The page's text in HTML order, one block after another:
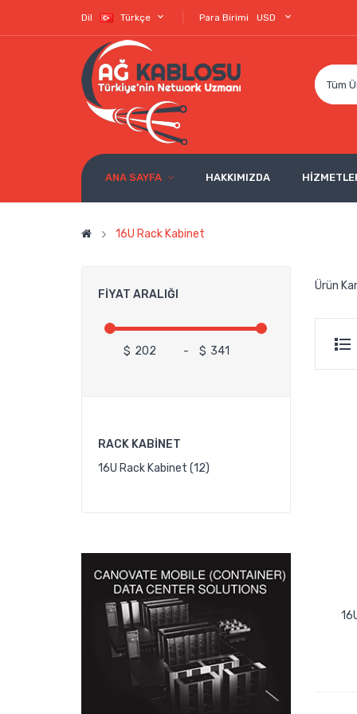
Dil Türkçe Para Birimi USD
Tüm
ANA SAYFA HAKKIMIZDA
16U Rack Kabinet
FIYAT ARALIĞI
$ - $
RACK KABINET
16U Rack Kabinet (12)
Ürün